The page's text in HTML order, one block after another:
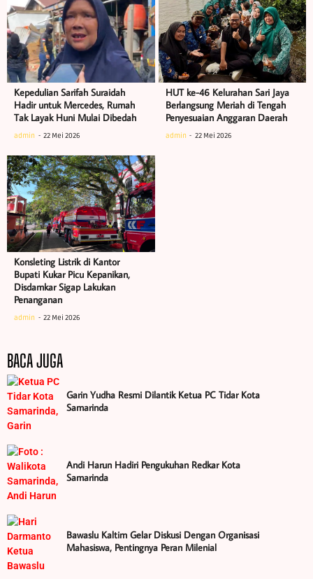
Kepedulian Sarifah Suraidah
Hadir untuk Mercedes, Rumah
Tak Layak Huni Mulai Dibedah
admin 22 Mei 2026
HUT ke-46 Kelurahan Sari Jaya
Berlangsung Meriah di Tengah
Penyesuaian Anggaran Daerah
admin 22 Mei 2026
Konsleting Listrik di Kantor
Bupati Kukar Picu Kepanikan,
Disdamkar Sigap Lakukan
Penanganan
admin 22 Mei 2026
BACA JUGA
Garin Yudha Resmi Dilantik Ketua PC Tidar Kota
Samarinda
Andi Harun Hadiri Pengukuhan Redkar Kota
Samarinda
Bawaslu Kaltim Gelar Diskusi Dengan Organisasi
Mahasiswa, Pentingnya Peran Milenial